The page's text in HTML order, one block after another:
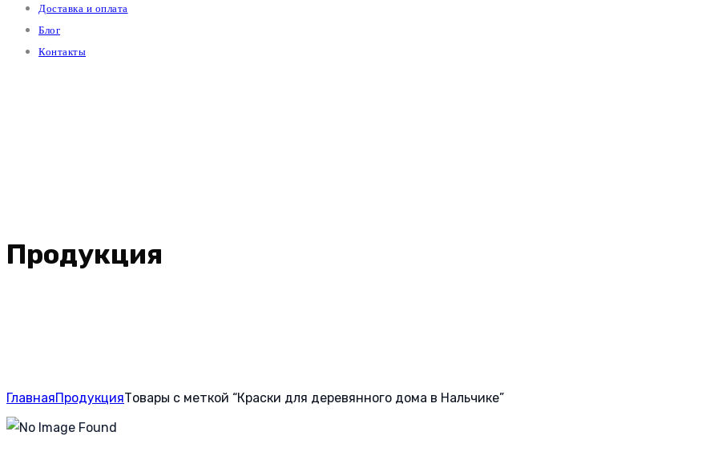
Доставка и оплата
Блог
Контакты
Продукция
ГлавнаяПродукцияТовары с меткой “Краски для деревянного дома в Нальчике”